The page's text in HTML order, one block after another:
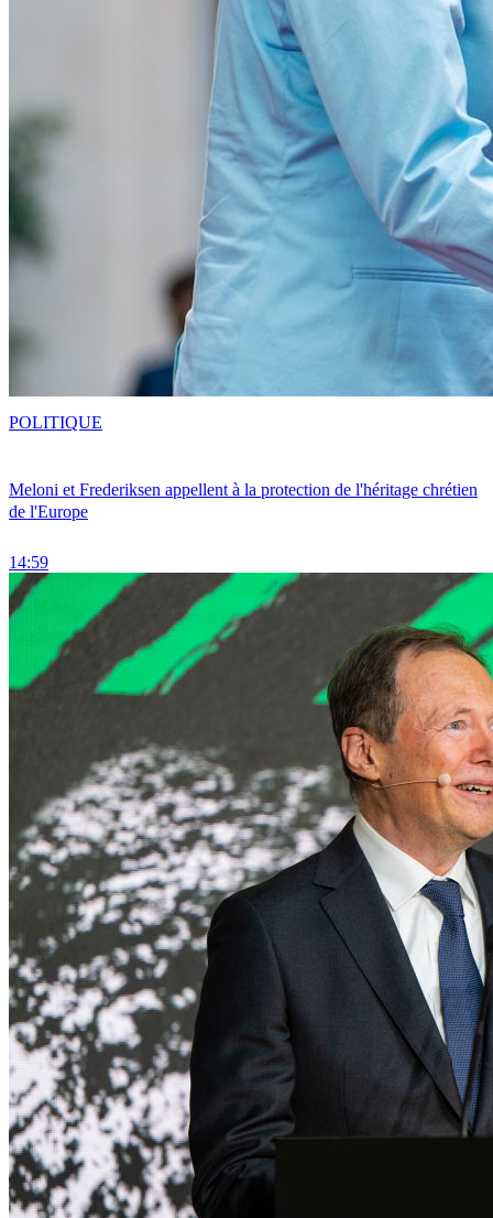
Meloni et Frederiksen appellent à la protection de l'héritage chrétien
de l'Europe
14:59
POLITIQUE